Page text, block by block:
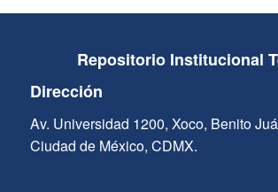
Repositorio Institucional
Dirección
Av. Universidad 1200, Xoco, Benito
Ciudad de México, CDMX.